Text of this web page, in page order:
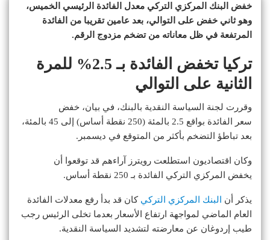
خفض البنك المركزي التركي معدل الفائدة الرئيسي الخميس،
وهو ثاني خفض على التوالي، بعد عامين تقريبا من الفائدة
المرتفعة في ظل معاناته من تضخم مزدوج الرقم.
تركيا تخفض الفائدة بـ 2.5% للمرة
الثانية على التوالي
وقررت لجنة السياسة النقدية بالبنك، في بيان، خفض
سعر الفائدة بواقع 2.5 بالمئة (250 نقطة أساس) إلى 45 بالمئة،
بعد تباطؤ التضخم بأكثر من المتوقع في ديسمبر.
وكان اقتصاديون استطلعت رويترز آراءهم قد توقعوا أن
يخفض المركزي التركي الفائدة بـ 250 نقطة أساس.
يذكر أن البنك المركزي التركي كان قد بدأ رفع معدلات الفائدة
العام الماضي لمواجهة ارتفاع الأسعار بعدما تخلى الرئيس رجب
طيب إردوغان عن معارضته لتشديد السياسة النقدية.